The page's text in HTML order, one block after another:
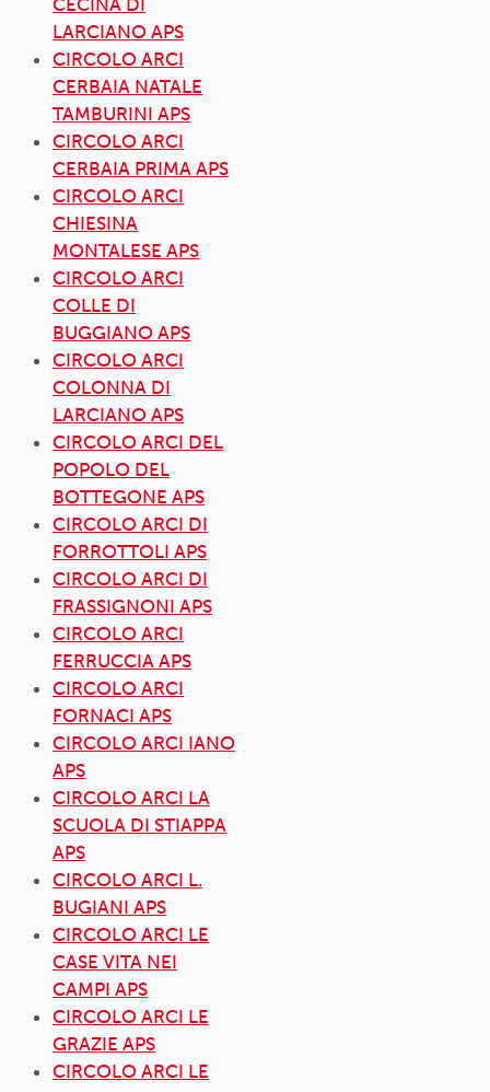
CECINA DI
LARCIANO APS
CIRCOLO ARCI
CERBAIA NATALE
TAMBURINI APS
CIRCOLO ARCI
CERBAIA PRIMA APS
CIRCOLO ARCI
CHIESINA
MONTALESE APS
CIRCOLO ARCI
COLLE DI
BUGGIANO APS
CIRCOLO ARCI
COLONNA DI
LARCIANO APS
CIRCOLO ARCI DEL
POPOLO DEL
BOTTEGONE APS
CIRCOLO ARCI DI
FORROTTOLI APS
CIRCOLO ARCI DI
FRASSIGNONI APS
CIRCOLO ARCI
FERRUCCIA APS
CIRCOLO ARCI
FORNACI APS
CIRCOLO ARCI IANO
APS
CIRCOLO ARCI LA
SCUOLA DI STIAPPA
APS
CIRCOLO ARCI L.
BUGIANI APS
CIRCOLO ARCI LE
CASE VITA NEI
CAMPI APS
CIRCOLO ARCI LE
GRAZIE APS
CIRCOLO ARCI LE